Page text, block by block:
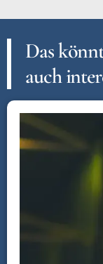
Das
auch